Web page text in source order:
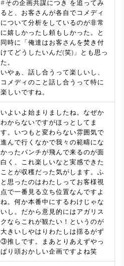
#その企画共謀につき を追ってみ
ると、お客さんが各自でコメディ
について分析をしているのが非常
に嬉しかったし頼もしかった。と
同時に「俺達はお客さんを焚き付
けてどうしたいんだ(笑)」とも思っ
た。
いやぁ、話し合うって楽しいし、
コメディのこと話し合うって特に
楽しいですね。
いよいよ始まりましたね。なぜか
わからないですがほっとしてま
す。いつもと変わらない雰囲気で
進んで行くなかで我々の範疇にな
かったパンチが飛んで来るのが面
白く、これ楽しいなと実感できた
ことが収穫だった気がします。ふ
と思ったのはわたしってお客様視
点で一番見る立ち位置なんですよ
ね。何か本番中にするわけじゃな
いし。だから意見的にはアガリス
クならこれが観たい！というのが
大きいしやはりわたしは揺るがず
③推しです。まあとりあえずやっ
ぱり頭おかしい企画ですよね笑